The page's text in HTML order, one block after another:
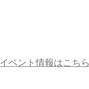
イベント情報はこちら